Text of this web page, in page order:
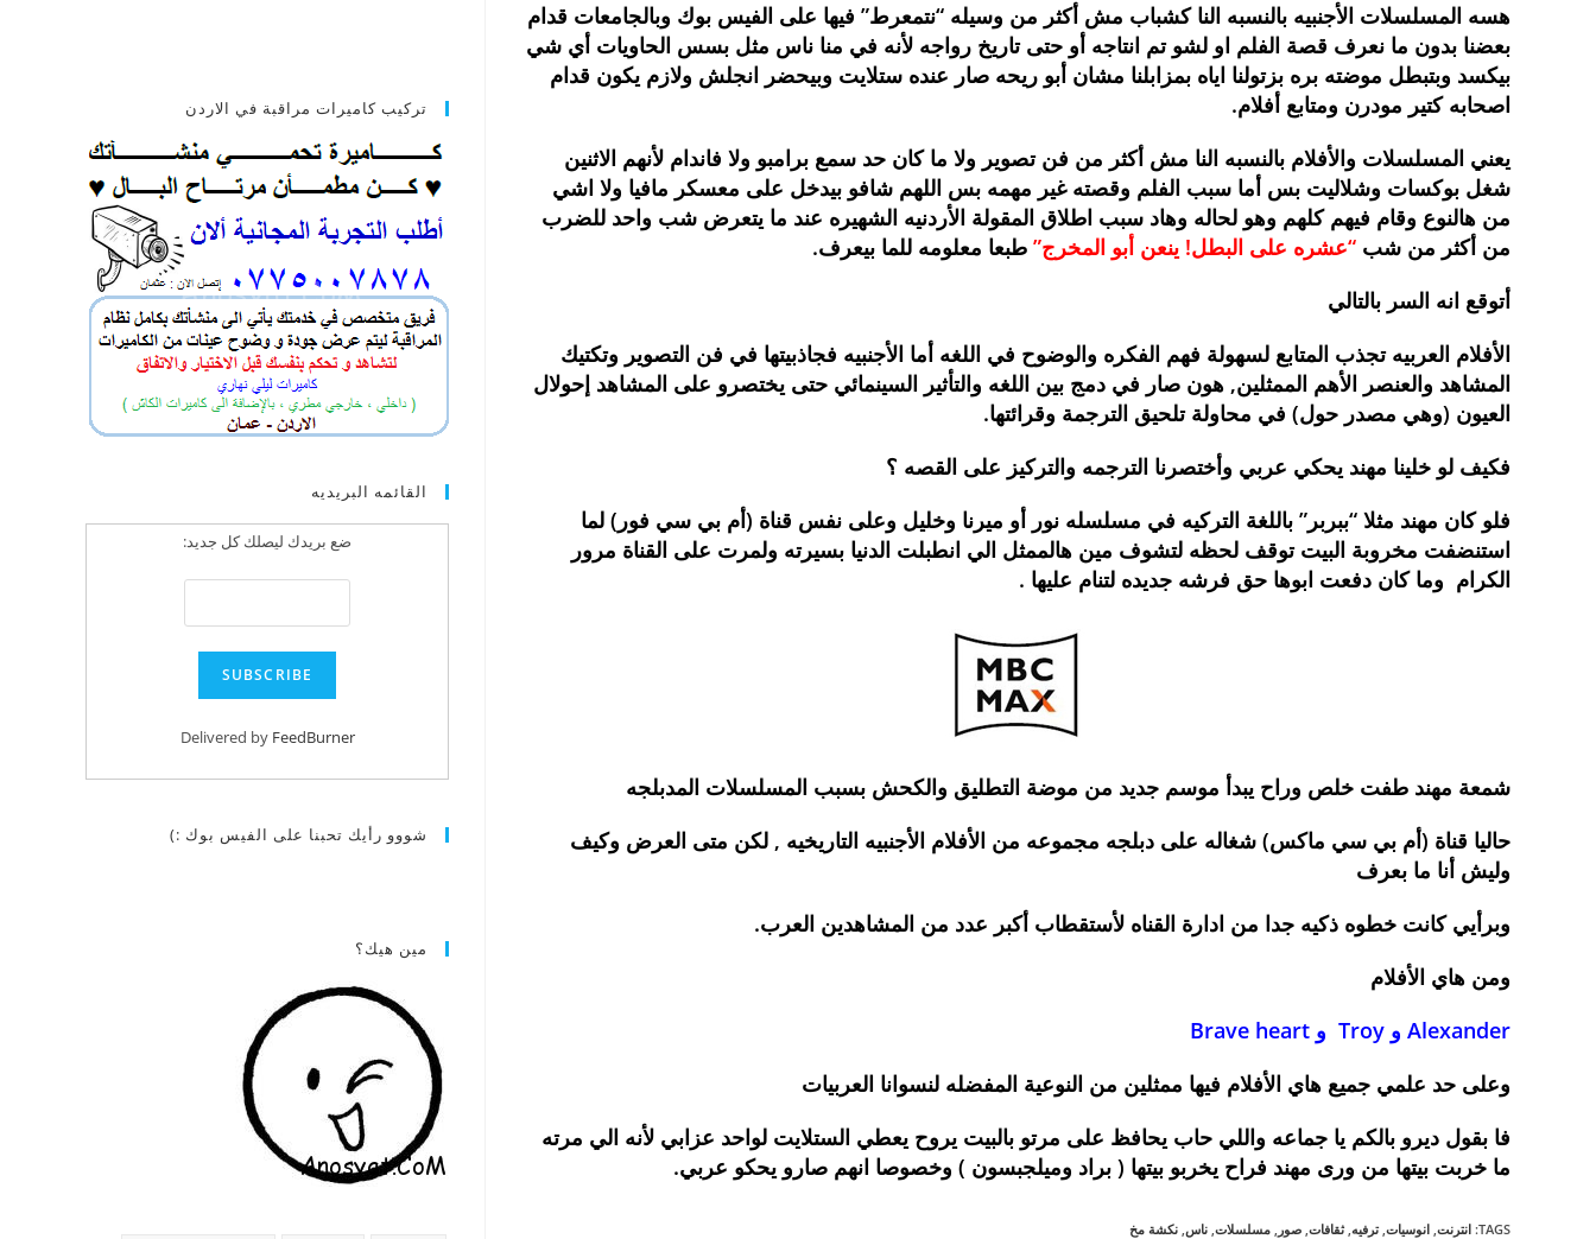
هسه المسلسلات الأجنبيه بالنسبه النا كشباب مش أكثر من وسيله “نتمعرط” فيها على الفيس بوك وبالجامعات قدام
بعضنا بدون ما نعرف قصة الفلم او لشو تم انتاجه أو حتى تاريخ رواجه لأنه في منا ناس مثل بسس الحاويات أي شي
بيكسد وبتبطل موضته بره بزتولنا اياه بمزابلنا مشان أبو ريحه صار عنده ستلايت وبيحضر انجلش ولازم يكون قدام
اصحابه كتير مودرن ومتابع أفلام.
يعني المسلسلات والأفلام بالنسبه النا مش أكثر من فن تصوير ولا ما كان حد سمع برامبو ولا فاندام لأنهم الاثنين
شغل بوكسات وشلاليت بس أما سبب الفلم وقصته غير مهمه بس اللهم شافو بيدخل على معسكر مافيا ولا اشي
من هالنوع وقام فيهم كلهم وهو لحاله وهاد سبب اطلاق المقولة الأردنيه الشهيره عند ما يتعرض شب واحد للضرب
من أكثر من شب “عشره على البطل! ينعن أبو المخرج” طبعا معلومه للما بيعرف.
أتوقع انه السر بالتالي
الأفلام العربيه تجذب المتابع لسهولة فهم الفكره والوضوح في اللغه أما الأجنبيه فجاذبيتها في فن التصوير وتكتيك
المشاهد والعنصر الأهم الممثلين, هون صار في دمج بين اللغه والتأثير السينمائي حتى يختصرو على المشاهد إحولال
العيون (وهي مصدر حول) في محاولة تلحيق الترجمة وقرائتها.
فكيف لو خلينا مهند يحكي عربي وأختصرنا الترجمه والتركيز على القصه ؟
فلو كان مهند مثلا “ببربر” باللغة التركيه في مسلسله نور أو ميرنا وخليل وعلى نفس قناة (أم بي سي فور) لما
استنضفت مخروبة البيت توقف لحظه لتشوف مين هالممثل الي انطبلت الدنيا بسيرته ولمرت على القناة مرور
الكرام وما كان دفعت ابوها حق فرشه جديده لتنام عليها .
شمعة مهند طفت خلص وراح يبدأ موسم جديد من موضة التطليق والكحش بسبب المسلسلات المدبلجه
حاليا قناة (أم بي سي ماكس) شغاله على دبلجه مجموعه من الأفلام الأجنبيه التاريخيه , لكن متى العرض وكيف
وليش أنا ما بعرف
وبرأيي كانت خطوه ذكيه جدا من ادارة القناه لأستقطاب أكبر عدد من المشاهدين العرب.
ومن هاي الأفلام
Alexander و Troy و Brave heart
وعلى حد علمي جميع هاي الأفلام فيها ممثلين من النوعية المفضله لنسوانا العربيات
فا بقول ديرو بالكم يا جماعه واللي حاب يحافظ على مرتو بالبيت يروح يعطي الستلايت لواحد عزابي لأنه الي مرته
ما خربت بيتها من ورى مهند فراح يخربو بيتها ( براد وميلجبسون ) وخصوصا انهم صارو يحكو عربي.
TAGS
: انترنت, انوسيات, ترفيه, ثقافات, صور , مسلسلات, ناس, نكشة مخ
تركيب كاميرات مراقبة في الاردن
القائمه البريديه
ضع بريدك ليصلك كل جديد:
Delivered by FeedBurner
شووو رأيك تحبنا على الفيس بوك :)
مين هيك؟